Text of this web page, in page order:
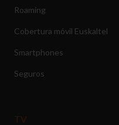
Roaming
Cobertura móvil Euskaltel
Smartphones
Seguros
TV